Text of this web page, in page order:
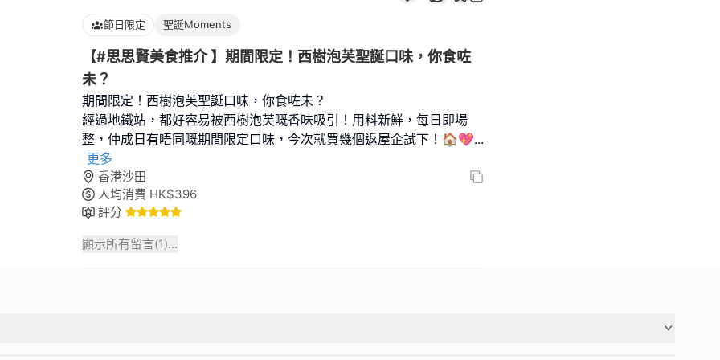
節日限定 聖誕Moments
【#思思賢美食推介 】期間限定！西樹泡芙聖誕口味，你食咗
未？
期間限定！西樹泡芙聖誕口味，你食咗未？
經過地鐵站，都好容易被西樹泡芙嘅香味吸引！用料新鮮，每日即場
整，仲成日有唔同嘅期間限定口味，今次就買幾個返屋企試下！🏠💖...
更多
香港沙田
人均消費 HK$396
評分
顯示所有留言(1)...